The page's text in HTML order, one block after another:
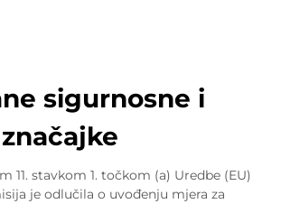
sigurnosne i
11. stavkom 1. točkom (a) Uredbe (EU)
je odlučila o uvođenju mjera za